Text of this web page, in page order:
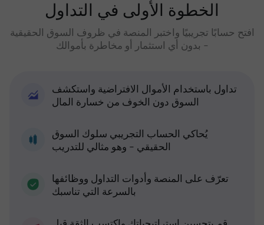
الخطوة الأولى في التداول
افتح حسابًا تجريبيًا واختبر المنصة في ظروف السوق الحقيقية
- بدون أي استثمار أو مخاطرة بأموالك
تداول باستخدام الأموال الافتراضية واستكشف
السوق دون الخوف من خسارة المال
يُحاكي الحساب التجريبي سلوك السوق
الحقيقي - وهو مثالي للتدريب
تعرّف على المنصة وأدوات التداول ووظائفها
بالسرعة التي تناسبك